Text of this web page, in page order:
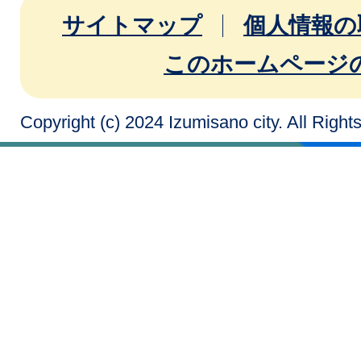
サイトマップ
個人情報
このホームページ
Copyright (c) 2024 Izumisano city. All